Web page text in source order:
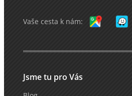
Vaše cesta k nám:
Jsme tu pro Vás